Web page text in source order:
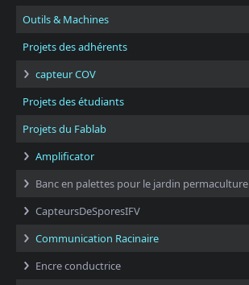
Outils & Machines
Projets des adhérents
capteur COV
Projets des étudiants
Projets du Fablab
Amplificator
Banc en palettes pour le jardin permaculture
CapteursDeSporesIFV
Communication Racinaire
Encre conductrice